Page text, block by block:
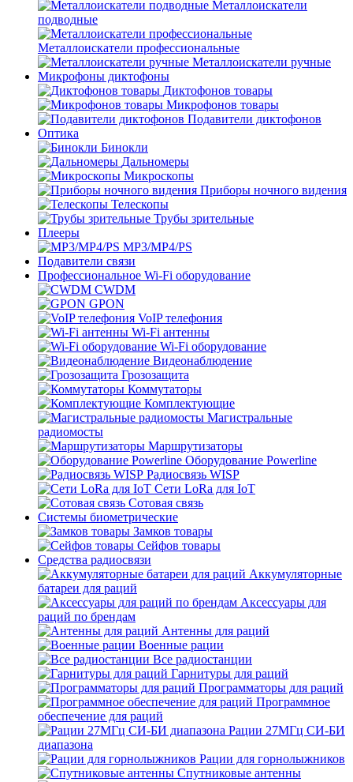
Металлоискатели
подводные
Металлоискатели профессиональные
Металлоискатели ручные
Микрофоны диктофоны
Диктофонов товары
Микрофонов товары
Подавители диктофонов
Оптика
Бинокли
Дальномеры
Микроскопы
Приборы ночного видения
Телескопы
Трубы зрительные
Плееры
MP3/MP4/PS
Подавители связи
Профессиональное Wi-Fi оборудование
CWDM
GPON
VoIP телефония
Wi-Fi антенны
Wi-Fi оборудование
Видеонаблюдение
Грозозащита
Коммутаторы
Комплектующие
Магистральные
радиомосты
Маршрутизаторы
Оборудование Powerline
Радиосвязь WISP
Сети LoRa для IoT
Сотовая связь
Системы биометрические
Замков товары
Сейфов товары
Средства радиосвязи
Аккумуляторные
батареи для раций
Аксессуары для
раций по брендам
Антенны для раций
Военные рации
Все радиостанции
Гарнитуры для раций
Программаторы для раций
Программное
обеспечение для раций
Рации 27МГц СИ-БИ
диапазона
Рации для горнолыжников
Спутниковые антенны